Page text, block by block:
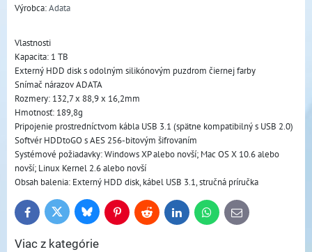
Výrobca:Adata
Vlastnosti
Kapacita: 1 TB
Externý HDD disk s odolným silikónovým puzdrom čiernej farby
Snímač nárazov ADATA
Rozmery: 132,7 x 88,9 x 16,2mm
Hmotnosť: 189,8g
Pripojenie prostredníctvom kábla USB 3.1 (spätne kompatibilný s USB 2.0)
Softvér HDDtoGO s AES 256-bitovým šifrovaním
Systémové požiadavky: Windows XP alebo novší; Mac OS X 10.6 alebo
novší; Linux Kernel 2.6 alebo novší
Obsah balenia: Externý HDD disk, kábel USB 3.1, stručná príručka
FacebookTwitter BlueskyPinterestReddit LinkedInWhatsApp
E-
mail
Viac z kategórie